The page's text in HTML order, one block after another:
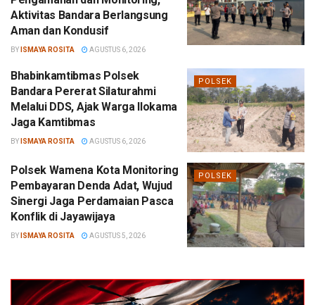
Aktivitas Bandara Berlangsung
Aman dan Kondusif
BY ISMAYA ROSITA AGUSTUS 6, 2026
POLSEK
Bhabinkamtibmas Polsek
Bandara Pererat Silaturahmi
Melalui DDS, Ajak Warga Ilokama
Jaga Kamtibmas
BY ISMAYA ROSITA AGUSTUS 6, 2026
POLSEK
Polsek Wamena Kota Monitoring
Pembayaran Denda Adat, Wujud
Sinergi Jaga Perdamaian Pasca
Konflik di Jayawijaya
BY ISMAYA ROSITA AGUSTUS 5, 2026